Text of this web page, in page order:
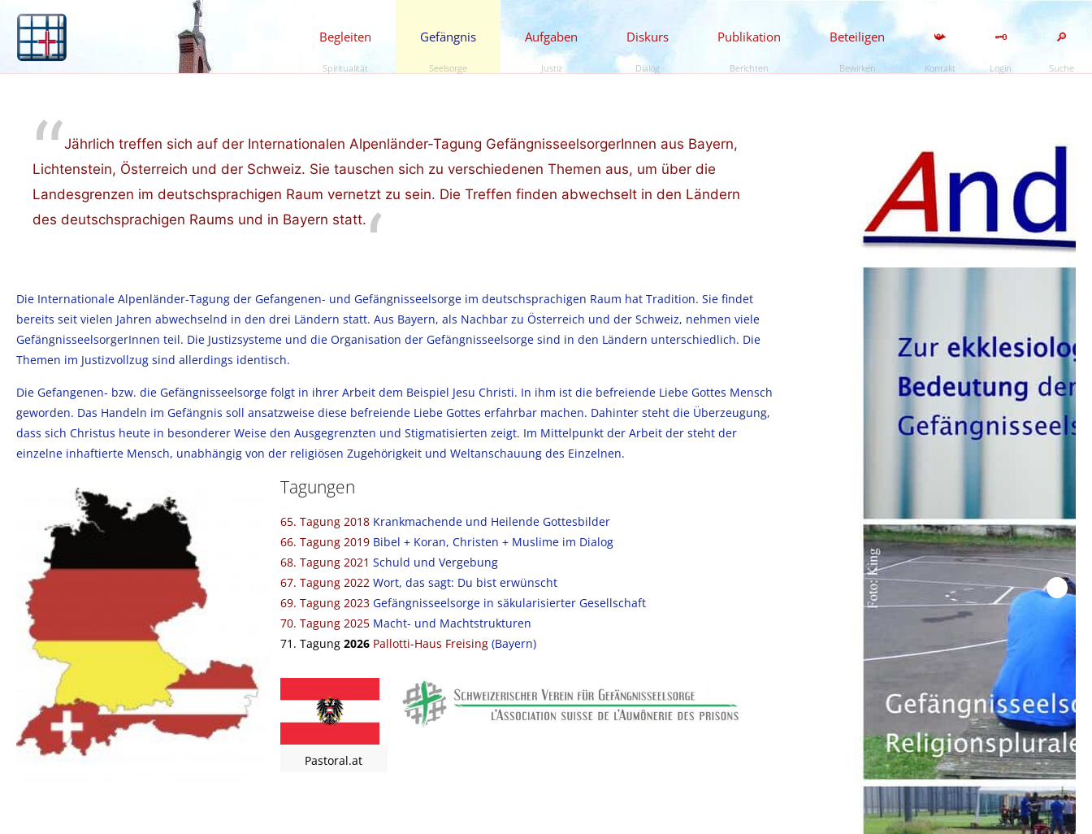
Begleiten
Spiritualität
Gefängnis
Seelsorge
Aufgaben
Justiz
Diskurs
Dialog
Publikation
Berichten
Beteiligen
Bewirken
📯
Kontakt
🗝️
Login
🔎
Suche
Jährlich treffen sich auf der Internationalen Alpenländer-Tagung GefängnisseelsorgerInnen aus Bayern,
Lichtenstein, Österreich und der Schweiz. Sie tauschen sich zu verschiedenen Themen aus, um über die
Landesgrenzen im deutschsprachigen Raum vernetzt zu sein. Die Treffen finden abwechselt in den Ländern
des deutschsprachigen Raums und in Bayern statt.
Die Internationale Alpenländer-Tagung der Gefangenen- und Gefängnisseelsorge im deutschsprachigen Raum hat Tradition. Sie findet
bereits seit vielen Jahren abwechselnd in den drei Ländern statt. Aus Bayern, als Nachbar zu Österreich und der Schweiz, nehmen viele
GefängnisseelsorgerInnen teil. Die Justizsysteme und die Organisation der Gefängnisseelsorge sind in den Ländern unterschiedlich. Die
Themen im Justizvollzug sind allerdings identisch.
Die Gefangenen- bzw. die Gefängnisseelsorge folgt in ihrer Arbeit dem Beispiel Jesu Christi. In ihm ist die befreiende Liebe Gottes Mensch
geworden. Das Handeln im Gefängnis soll ansatzweise diese befreiende Liebe Gottes erfahrbar machen. Dahinter steht die Überzeugung,
dass sich Christus heute in besonderer Weise den Ausgegrenzten und Stigmatisierten zeigt. Im Mittelpunkt der Arbeit der steht der
einzelne inhaftierte Mensch, unabhängig von der religiösen Zugehörigkeit und Weltanschauung des Einzelnen.
Tagungen
65. Tagung 2018Krankmachende und Heilende Gottesbilder
66. Tagung 2019Bibel + Koran, Christen + Muslime im Dialog
68. Tagung 2021 Schuld und Vergebung
67. Tagung 2022Wort, das sagt: Du bist erwünscht
69. Tagung 2023Gefängnisseelsorge in säkularisierter Gesellschaft
70. Tagung 2025Macht- und Machtstrukturen
71. Tagung 2026 Pallotti-Haus Freising(Bayern)
Pastoral.at